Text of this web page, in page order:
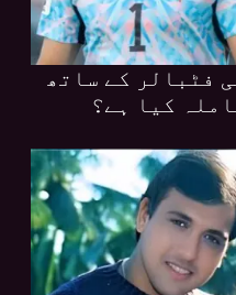
فٹبالر کے ساتھ
کیا ہے؟